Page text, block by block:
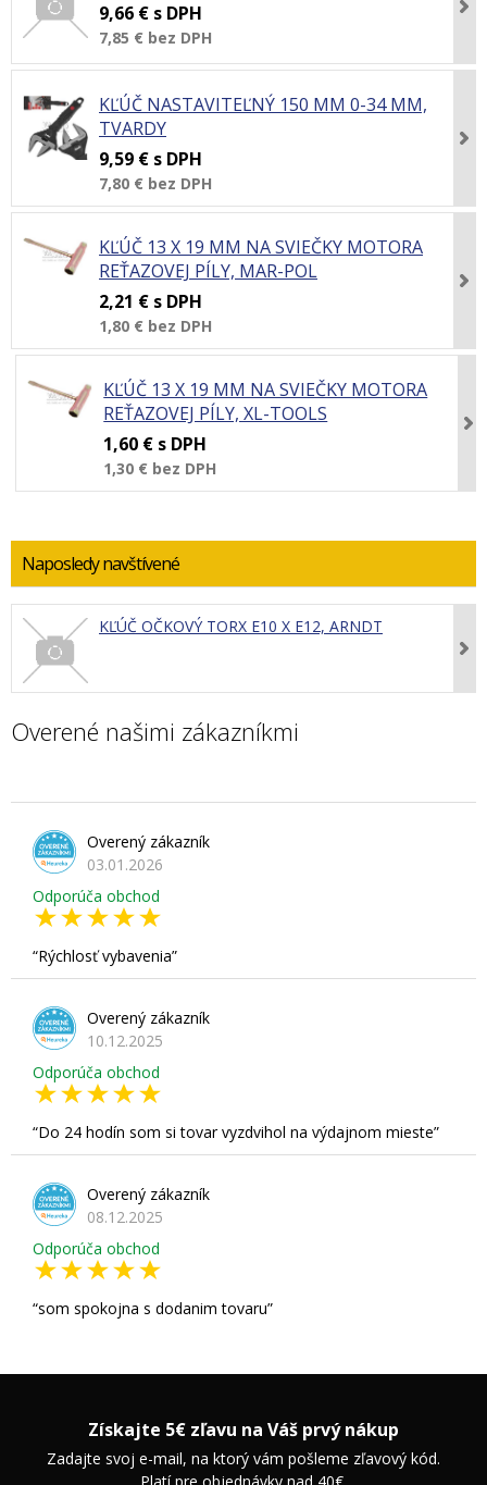
9,66 € s DPH
7,85 € bez DPH
KĽÚČ NASTAVITEĽNÝ 150 MM 0-34 MM,
TVARDY
9,59 € s DPH
7,80 € bez DPH
KĽÚČ 13 X 19 MM NA SVIEČKY MOTORA
REŤAZOVEJ PÍLY, MAR-POL
2,21 € s DPH
1,80 € bez DPH
KĽÚČ 13 X 19 MM NA SVIEČKY MOTORA
REŤAZOVEJ PÍLY, XL-TOOLS
1,60 € s DPH
1,30 € bez DPH
Naposledy navštívené
KĽÚČ OČKOVÝ TORX E10 X E12, ARNDT
Overené našimi zákazníkmi
Overený zákazník
03.01.2026
Odporúča obchod
Rýchlosť vybavenia
Overený zákazník
10.12.2025
Odporúča obchod
Do 24 hodín som si tovar vyzdvihol na výdajnom mieste
Overený zákazník
08.12.2025
Odporúča obchod
som spokojna s dodanim tovaru
Získajte 5€ zľavu na Váš prvý nákup
Zadajte svoj e-mail, na ktorý vám pošleme zľavový kód.